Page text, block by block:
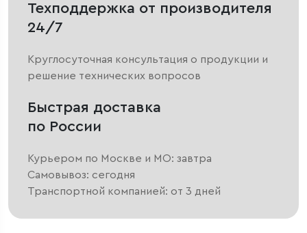
Техподдержка от производителя
24/7
Круглосуточная консультация о продукции и
решение технических вопросов
Быстрая доставка
по России
Курьером по Москве и МО: завтра
Самовывоз: сегодня
Транспортной компанией: от 3 дней